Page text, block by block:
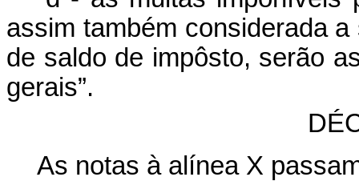
assim também considerada
de saldo de impôsto, serão
gerais”.
As notas à alínea X